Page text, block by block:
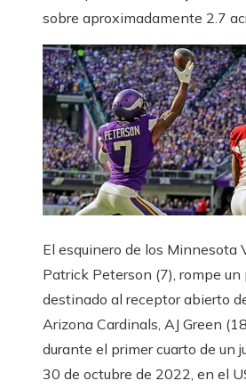
sobre aproximadamente 2.7
El esquinero de los Minnesota
Patrick Peterson (7), rompe un
destinado al receptor abierto
Arizona Cardinals, AJ Green
durante el primer cuarto de un
30 de octubre de 2022, en el